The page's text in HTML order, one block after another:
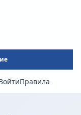
Правила